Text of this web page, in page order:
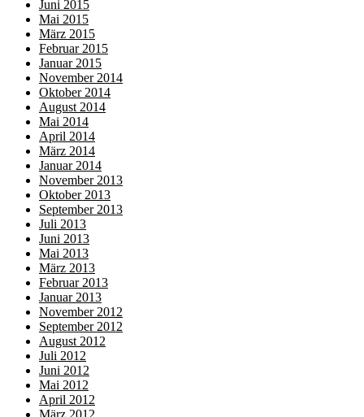
Juni 2015
Mai 2015
März 2015
Februar 2015
Januar 2015
November 2014
Oktober 2014
August 2014
Mai 2014
April 2014
März 2014
Januar 2014
November 2013
Oktober 2013
September 2013
Juli 2013
Juni 2013
Mai 2013
März 2013
Februar 2013
Januar 2013
November 2012
September 2012
August 2012
Juli 2012
Juni 2012
Mai 2012
April 2012